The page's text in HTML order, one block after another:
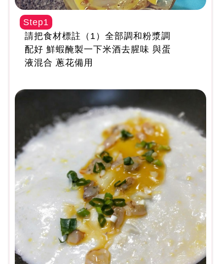
Step1
請把食材標註（1）全部調和粉漿調
配好 鮮蝦醃製一下米酒去腥味 與蛋
液混合 蔥花備用